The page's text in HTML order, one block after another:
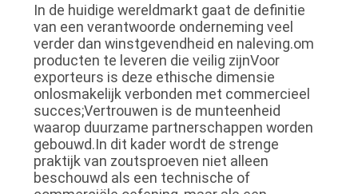
In de huidige wereldmarkt gaat de definitie
van een verantwoorde onderneming veel
verder dan winstgevendheid en naleving.om
producten te leveren die veilig zijnVoor
exporteurs is deze ethische dimensie
onlosmakelijk verbonden met commercieel
succes;Vertrouwen is de munteenheid
waarop duurzame partnerschappen worden
gebouwd.In dit kader wordt de strenge
praktijk van zoutsproeven niet alleen
beschouwd als een technische of